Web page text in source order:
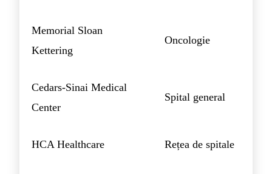
Memorial Sloan
Kettering
Oncologie
Cedars-Sinai Medical
Center
Spital general
HCA Healthcare Rețea de spitale